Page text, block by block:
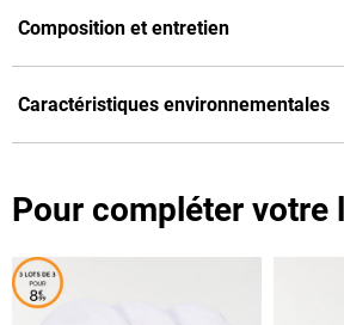
Composition et entretien
Caractéristiques environnementales
Pour compléter votre